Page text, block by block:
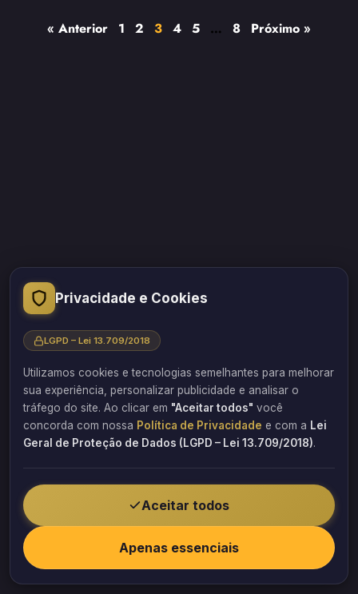
« Anterior 1 2 3 4 5 … 8 Próximo »
“A educação transformou minha vida. Acredito que o
conhecimento acessível a todos pode transformar outras
Sorocaba/SP
QUERO FAZER UM ORÇAMENTO
© 2026 Barbosa Estrutural. Todos os direitos reservados.
Privacidade e Cookies
LGPD – Lei 13.709/2018
Utilizamos cookies e tecnologias semelhantes para melhorar
sua experiência, personalizar publicidade e analisar o
tráfego do site. Ao clicar em "Aceitar todos" você
concorda com nossa Política de Privacidade e com a Lei
Geral de Proteção de Dados (LGPD – Lei 13.709/2018).
Aceitar todos
Apenas essenciais